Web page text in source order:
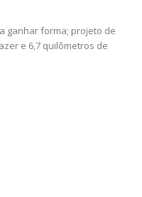
ganhar forma; projeto de
e 6,7 quilômetros de